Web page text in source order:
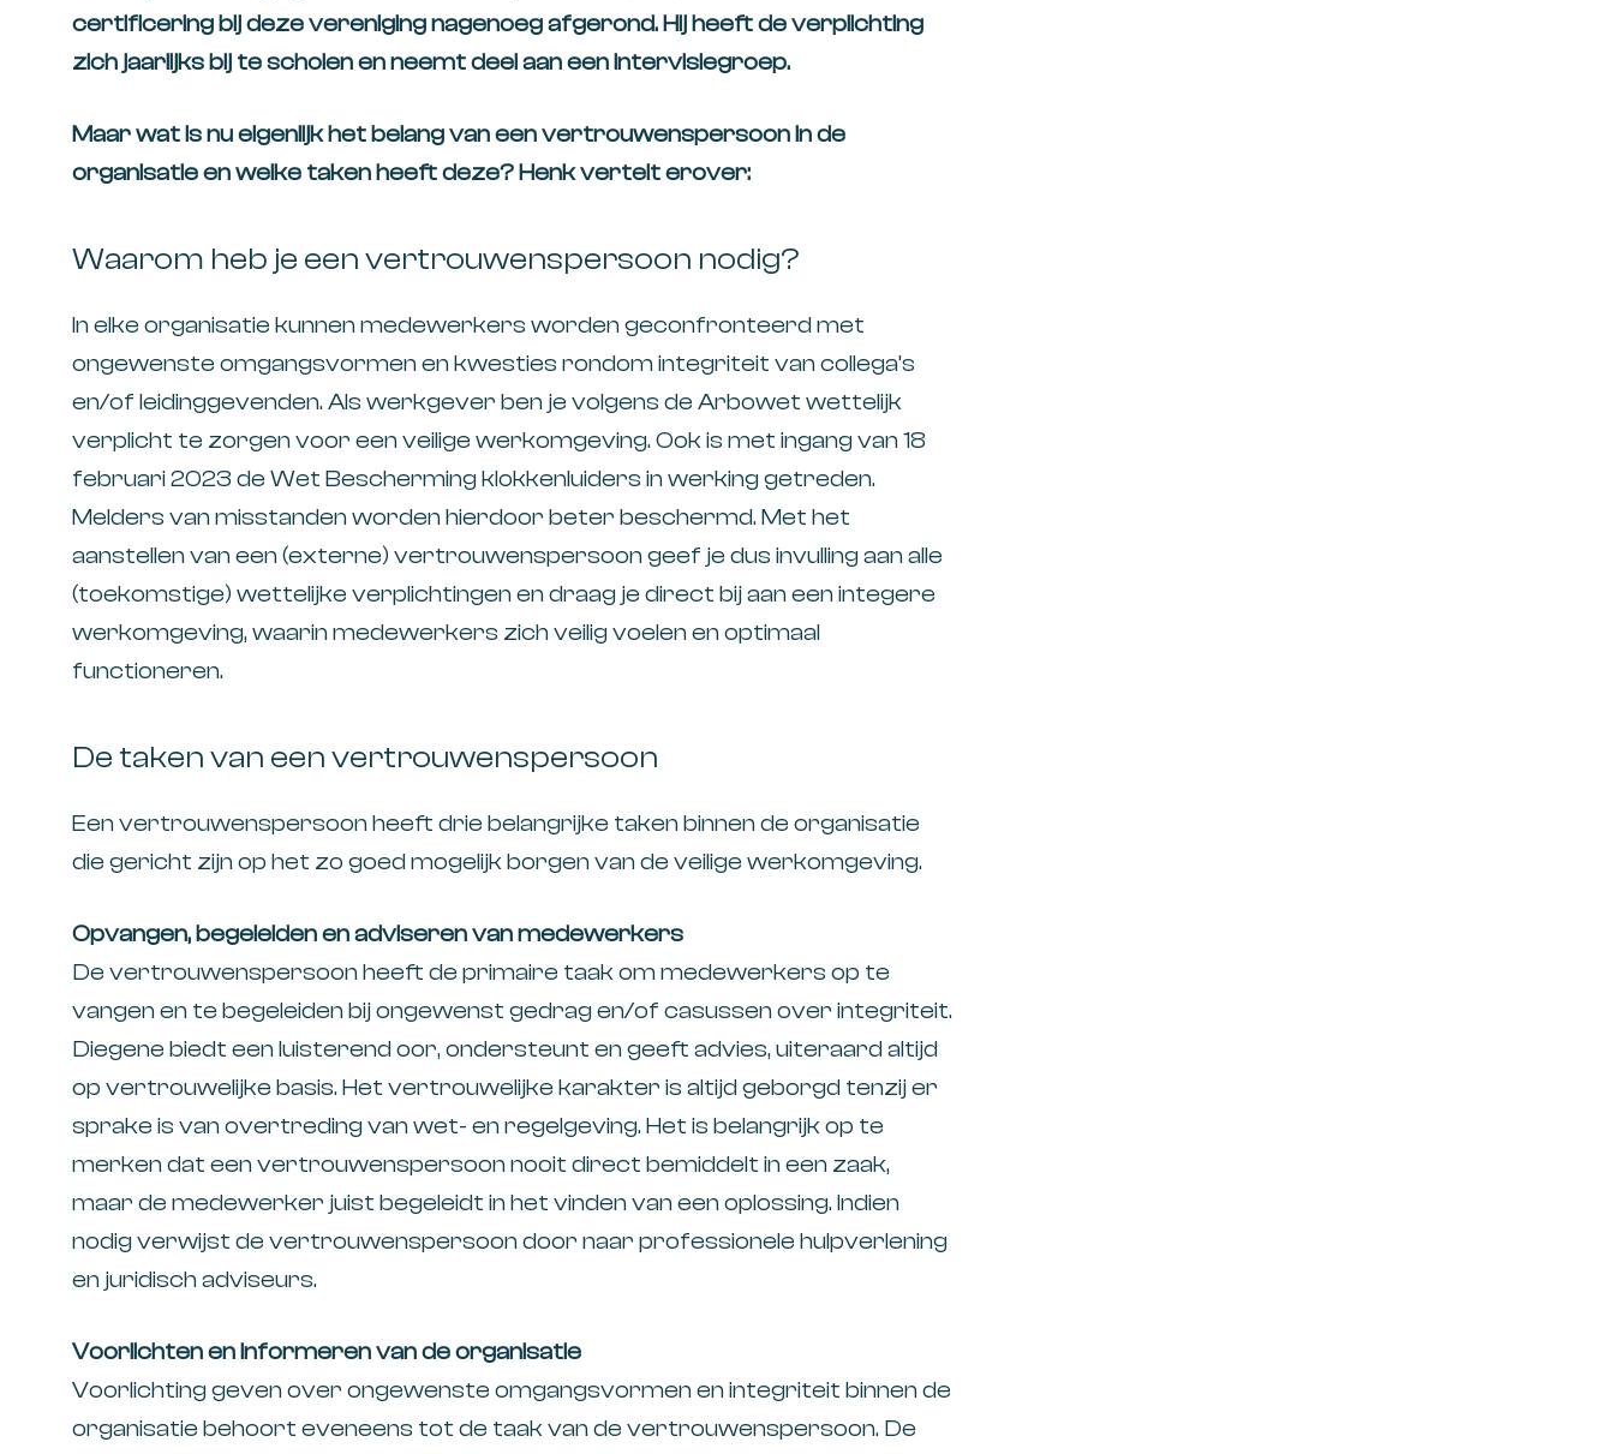
certificering bij deze vereniging nagenoeg afgerond. Hij heeft de verplichting
zich jaarlijks bij te scholen en neemt deel aan een intervisiegroep.
Maar wat is nu eigenlijk het belang van een vertrouwenspersoon in de
organisatie en welke taken heeft deze? Henk vertelt erover:
Waarom heb je een vertrouwenspersoon nodig?
In elke organisatie kunnen medewerkers worden geconfronteerd met
ongewenste omgangsvormen en kwesties rondom integriteit van collega’s
en/of leidinggevenden. Als werkgever ben je volgens de Arbowet wettelijk
verplicht te zorgen voor een veilige werkomgeving. Ook is met ingang van 18
februari 2023 de Wet Bescherming klokkenluiders in werking getreden.
Melders van misstanden worden hierdoor beter beschermd. Met het
aanstellen van een (externe) vertrouwenspersoon geef je dus invulling aan alle
(toekomstige) wettelijke verplichtingen en draag je direct bij aan een integere
werkomgeving, waarin medewerkers zich veilig voelen en optimaal
functioneren.
De taken van een vertrouwenspersoon
Een vertrouwenspersoon heeft drie belangrijke taken binnen de organisatie
die gericht zijn op het zo goed mogelijk borgen van de veilige werkomgeving.
Opvangen, begeleiden en adviseren van medewerkers
De vertrouwenspersoon heeft de primaire taak om medewerkers op te
vangen en te begeleiden bij ongewenst gedrag en/of casussen over integriteit.
Diegene biedt een luisterend oor, ondersteunt en geeft advies, uiteraard altijd
op vertrouwelijke basis. Het vertrouwelijke karakter is altijd geborgd tenzij er
sprake is van overtreding van wet- en regelgeving. Het is belangrijk op te
merken dat een vertrouwenspersoon nooit direct bemiddelt in een zaak,
maar de medewerker juist begeleidt in het vinden van een oplossing. Indien
nodig verwijst de vertrouwenspersoon door naar professionele hulpverlening
en juridisch adviseurs.
Voorlichten en informeren van de organisatie
Voorlichting geven over ongewenste omgangsvormen en integriteit binnen de
organisatie behoort eveneens tot de taak van de vertrouwenspersoon. De